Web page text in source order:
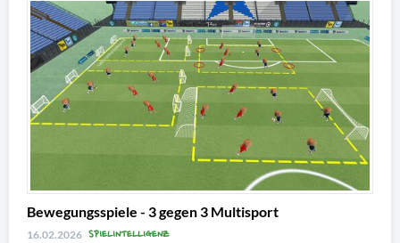
Bewegungsspiele - 3 gegen 3 Multisport
16.02.2026 SPIELINTELLIGENZ